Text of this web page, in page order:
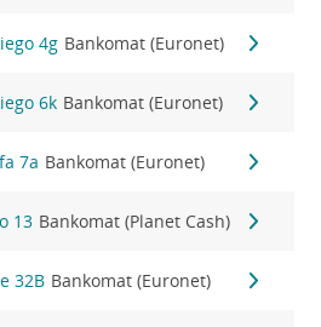
4g Bankomat (Euronet)
6k Bankomat (Euronet)
7a Bankomat (Euronet)
13 Bankomat (Planet Cash)
32B Bankomat (Euronet)